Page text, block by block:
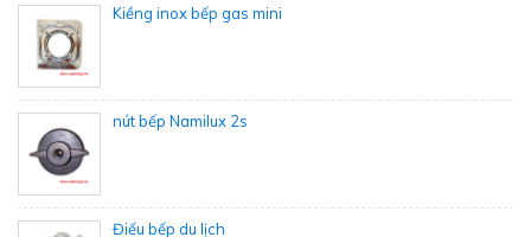
Kiềng inox bếp gas mini
nút bếp Namilux 2s
Điếu bếp du lịch